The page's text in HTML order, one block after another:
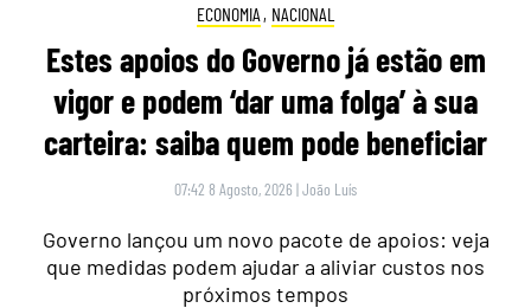
ECONOMIA , NACIONAL
Estes apoios do Governo já estão em
vigor e podem ‘dar uma folga’ à sua
carteira: saiba quem pode beneficiar
07:42 8 Agosto, 2026 |João Luís
Governo lançou um novo pacote de apoios: veja
que medidas podem ajudar a aliviar custos nos
próximos tempos